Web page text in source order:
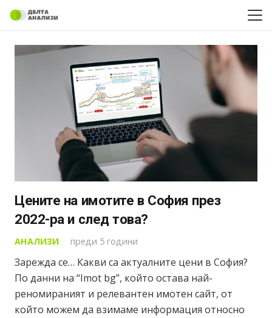
Цените на имотите в София през
2022-ра и след това?
АНАЛИЗИ преди 5 години
Зарежда се… Какви са актуалните цени в София?
По данни на “Imot bg”, който остава най-
реномираният и релевантен имотен сайт, от
който можем да взимаме информация относно